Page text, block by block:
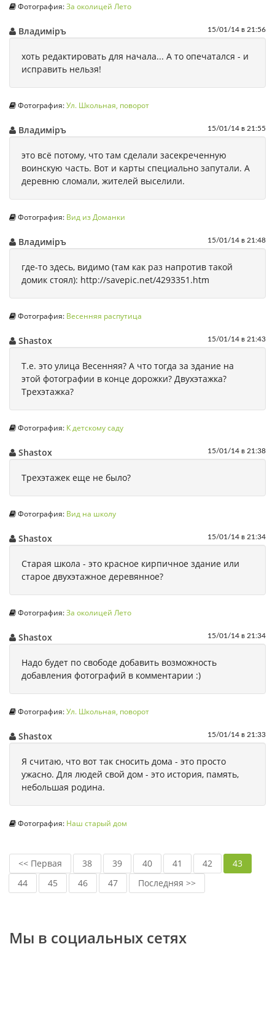
Фотография:За околицей Лето
15/01/14 в 21:56
Владимiръ
хоть редактировать для начала... А то опечатался - и
исправить нельзя!
Фотография:Ул. Школьная, поворот
15/01/14 в 21:55
Владимiръ
это всё потому, что там сделали засекреченную
воинскую часть. Вот и карты специально запутали. А
деревню сломали, жителей выселили.
Фотография: Вид из Доманки
15/01/14 в 21:48
Владимiръ
где-то здесь, видимо (там как раз напротив такой
домик стоял): http://savepic.net/4293351.htm
Фотография: Весенняя распутица
15/01/14 в 21:43
Shastox
Т.е. это улица Весенняя? А что тогда за здание на
этой фотографии в конце дорожки? Двухэтажка?
Трехэтажка?
Фотография: К детскому саду
15/01/14 в 21:38
Shastox
Трехэтажек еще не было?
Фотография: Вид на школу
15/01/14 в 21:34
Shastox
Старая школа - это красное кирпичное здание или
старое двухэтажное деревянное?
Фотография:За околицей Лето
15/01/14 в 21:34
Shastox
Надо будет по свободе добавить возможность
добавления фотографий в комментарии :)
Фотография:Ул. Школьная, поворот
15/01/14 в 21:33
Shastox
Я считаю, что вот так сносить дома - это просто
ужасно. Для людей свой дом - это история, память,
небольшая родина.
Фотография: Наш старый дом
<< Первая 38 39 40 41 42
43
44
45 46 47 Последняя >>
Мы в социальных сетях